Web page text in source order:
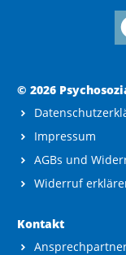
© 2026
Impressum
AGBs und
Widerruf
Kontakt